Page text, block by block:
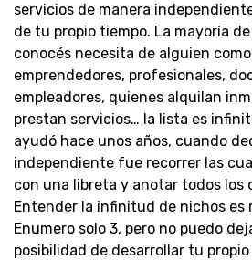
servicios de manera
de tu propio tiempo. La mayoría
conocés necesita de alguien
emprendedores, profesionales,
empleadores, quienes alquilan
prestan servicios… la lista es
ayudó hace unos años, cuando
independiente fue recorrer las
con una libreta y anotar todos los
Entender la infinitud de nichos es
Enumero solo 3, pero no puedo
posibilidad de desarrollar tu